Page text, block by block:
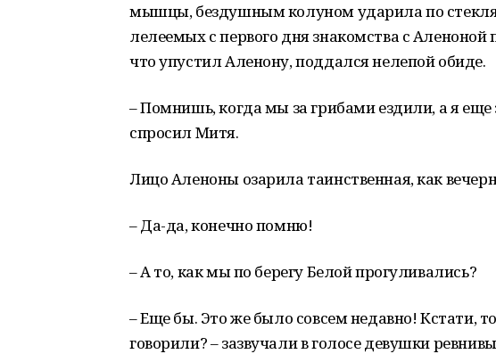
мышцы, бездушным колуном ударила по
лелеемых с первого дня знакомства с
что упустил Аленону, поддался нелепой обиде.
– Помнишь, когда мы за грибами ездили, а я еще
спросил Митя.
Лицо Аленоны озарила таинственная, как
– Да-да, конечно помню!
– А то, как мы по берегу Белой прогуливались?
– Еще бы. Это же было совсем недавно! Кстати,
говорили? – зазвучали в голосе девушки